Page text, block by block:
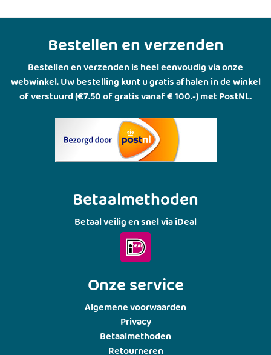
Bestellen en verzenden
Bestellen en verzenden is heel eenvoudig via onze
webwinkel. Uw bestelling kunt u gratis afhalen in de winkel
of verstuurd (€7.50 of gratis vanaf € 100.-) met PostNL.
Betaalmethoden
Betaal veilig en snel via iDeal
Onze service
Algemene voorwaarden
Privacy
Betaalmethoden
Retourneren